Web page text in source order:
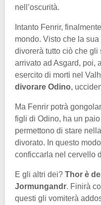
nell’oscurità.
Intanto Fenrir,
mondo. Visto che la
divorerà tutto ciò che
arrivato ad Asgard, poi,
esercito di morti nel
divorare Odino,
Ma Fenrir potrà
figli di Odino, ha un
permettono di stare
divorato. In questo
conficcarla nel cervello
E gli altri dei? Thor è
Jormungandr. Finirà
questi gli vomiterà